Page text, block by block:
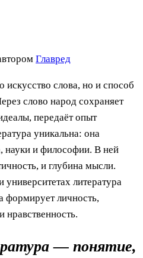
Главред
искусство слова, но и способ
слово народ сохраняет
передаёт опыт
уникальна: она
науки и философии. В ней
и глубина мысли.
литература
формирует личность,
нравственность.
— понятие,